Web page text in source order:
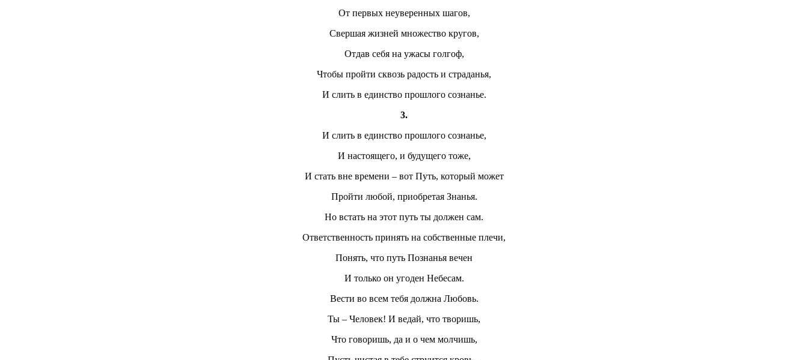
От первых неуверенных шагов,
Свершая жизней множество кругов,
Отдав себя на ужасы голгоф,
Чтобы пройти сквозь радость и страданья,
И слить в единство прошлого сознанье.
3.
И слить в единство прошлого сознанье,
И настоящего, и будущего тоже,
И стать вне времени – вот Путь, который может
Пройти любой, приобретая Знанья.
Но встать на этот путь ты должен сам.
Ответственность принять на собственные плечи,
Понять, что путь Познанья вечен
И только он угоден Небесам.
Вести во всем тебя должна Любовь.
Ты – Человек! И ведай, что творишь,
Что говоришь, да и о чем молчишь,